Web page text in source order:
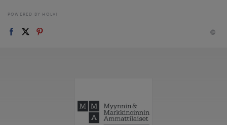
POWERED BY HOLVI